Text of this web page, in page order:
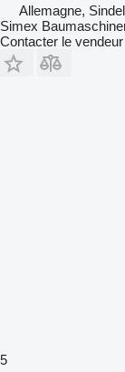
Allemagne,
Simex
Contacter le vendeur
5